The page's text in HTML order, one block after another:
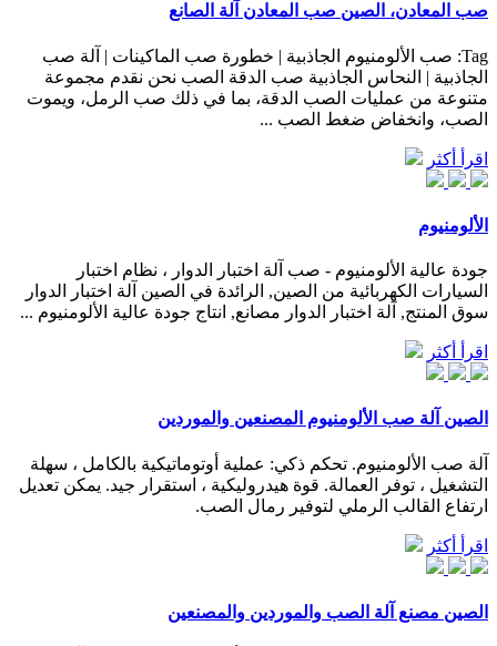
صب المعادن، الصين صب المعادن آلة الصانع
Tag: صب الألومنيوم الجاذبية | خطورة صب الماكينات | آلة صب
الجاذبية | النحاس الجاذبية صب الدقة الصب نحن نقدم مجموعة
متنوعة من عمليات الصب الدقة، بما في ذلك صب الرمل، ويموت
الصب، وانخفاض ضغط الصب ...
اقرأ أكثر
الألومنيوم
جودة عالية الألومنيوم - صب آلة اختبار الدوار ، نظام اختبار
السيارات الكهربائية من الصين, الرائدة في الصين آلة اختبار الدوار
سوق المنتج, آلة اختبار الدوار مصانع, انتاج جودة عالية الألومنيوم ...
اقرأ أكثر
الصين آلة صب الألومنيوم المصنعين والموردين
آلة صب الألومنيوم. تحكم ذكي: عملية أوتوماتيكية بالكامل ، سهلة
التشغيل ، توفر العمالة. قوة هيدروليكية ، استقرار جيد. يمكن تعديل
ارتفاع القالب الرملي لتوفير رمال الصب.
اقرأ أكثر
الصين مصنع آلة الصب والموردين والمصنعين